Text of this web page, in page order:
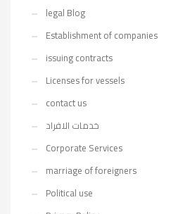
legal Blog
Establishment of companies
issuing contracts
Licenses for vessels
contact us
خدمات الافراد
Corporate Services
marriage of foreigners
Political use